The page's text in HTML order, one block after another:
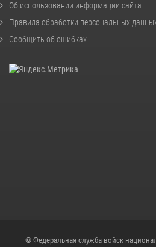
Об использовании информации сайта
Правила обработки персональных
Сообщить об ошибках
© Федеральная служба войск